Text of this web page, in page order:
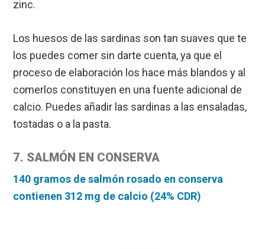
zinc.
Los huesos de las sardinas son tan suaves que te
los puedes comer sin darte cuenta, ya que el
proceso de elaboración los hace más blandos y al
comerlos constituyen en una fuente adicional de
calcio. Puedes añadir las sardinas a las ensaladas,
tostadas o a la pasta.
7. SALMÓN EN CONSERVA
140 gramos de salmón rosado en conserva
contienen 312 mg de calcio (24% CDR)